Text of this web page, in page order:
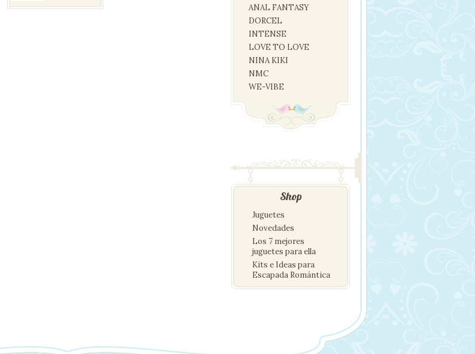
ANAL FANTASY
DORCEL
INTENSE
LOVE TO LOVE
NINA KIKI
NMC
WE-VIBE
Shop
Juguetes
Novedades
Los 7 mejores
juguetes para ella
Kits e Ideas para
Escapada Romántica